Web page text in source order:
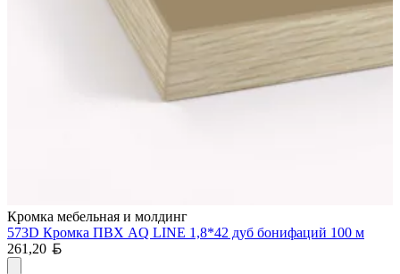
Кромка мебельная и молдинг
573D Кромка ПВХ AQ LINE 1,8*42 дуб бонифаций 100 м
261,20